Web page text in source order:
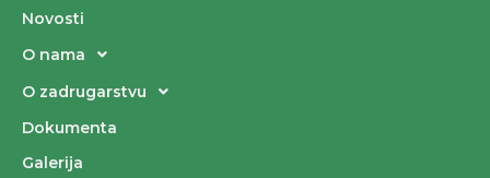
Novosti
O nama
O zadrugarstvu
Dokumenta
Galerija